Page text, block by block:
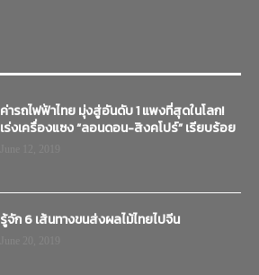
ค่ารถไฟฟ้าไทย มุ่งสู่อันดับ 1 แพงที่สุดในโลก!
เร่งเครื่องแซง “ลอนดอน-สิงคโปร์” เรียบร้อย
รู้จัก 6 เส้นทางขนส่งผลไม้ไทยไปจีน